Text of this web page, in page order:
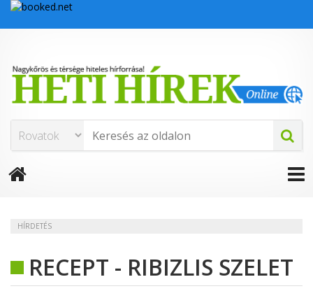
HÍRDETÉS
RECEPT - RIBIZLIS SZELET